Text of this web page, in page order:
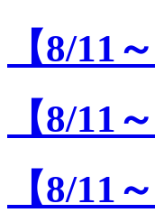
【8/11
【8/11
【8/11